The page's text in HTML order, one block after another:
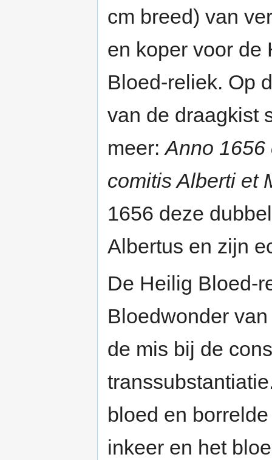
cm breed) van
en koper voor de
Bloed-reliek. Op
van de draagkist
meer:Anno 1656
comitis Alberti et
1656 deze
Albertus en zijn
De Heilig Bloed-
Bloedwonder
de mis bij de
bloed en
inkeer en het